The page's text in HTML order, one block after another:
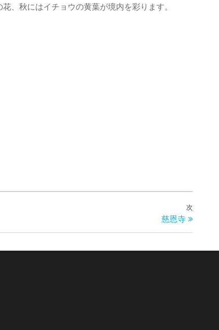
、秋にはイチョウの黄葉が境内を彩ります。
次
の
投
次
慈恩寺